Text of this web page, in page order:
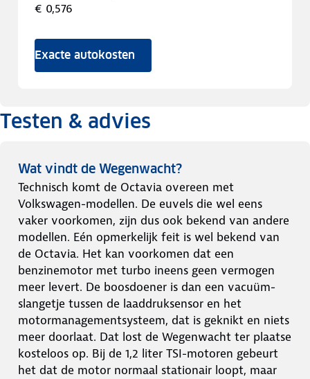
€ 0,576
Exacte autokosten
Testen & advies
Wat vindt de Wegenwacht?
Technisch komt de Octavia overeen met
Volkswagen-modellen. De euvels die wel eens
vaker voorkomen, zijn dus ook bekend van andere
modellen. Eén opmerkelijk feit is wel bekend van
de Octavia. Het kan voorkomen dat een
benzinemotor met turbo ineens geen vermogen
meer levert. De boosdoener is dan een vacuüm-
slangetje tussen de laaddruksensor en het
motormanagementsysteem, dat is geknikt en niets
meer doorlaat. Dat lost de Wegenwacht ter plaatse
kosteloos op. Bij de 1,2 liter TSI-motoren gebeurt
het dat de motor normaal stationair loopt, maar